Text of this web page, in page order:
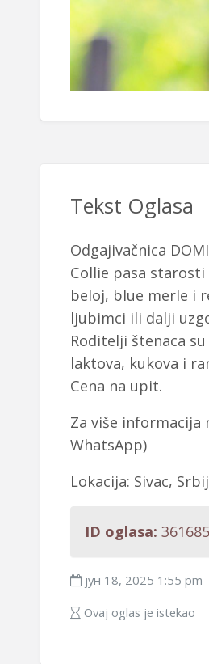
Tekst Oglasa
Odgajivačnica
Collie pasa
beloj, blue merle i
ljubimci ili dalji
Roditelji štenaca
laktova, kukova i
Cena na upit.
Za više informacija
WhatsApp)
Lokacija: Sivac,
ID oglasa:
јун 18, 2025 1:55 pm
Ovaj oglas je istekao